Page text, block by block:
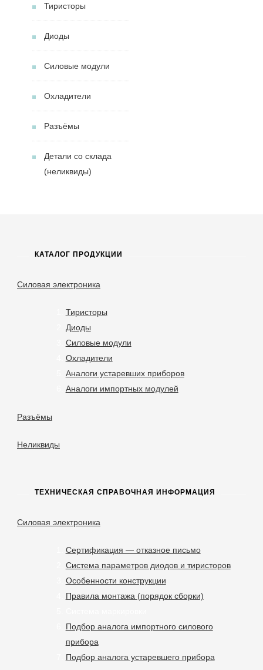
Тиристоры
Диоды
Силовые модули
Охладители
Разъёмы
Детали со склада
(неликвиды)
КАТАЛОГ ПРОДУКЦИИ
Силовая электроника
Тиристоры
Диоды
Силовые модули
Охладители
Аналоги устаревших приборов
Аналоги импортных модулей
Разъёмы
Неликвиды
ТЕХНИЧЕСКАЯ СПРАВОЧНАЯ ИНФОРМАЦИЯ
Силовая электроника
Сертификация — отказное письмо
Система параметров диодов и тиристоров
Особенности конструкции
Правила монтажа (порядок сборки)
Подбор аналога импортного силового
прибора
Подбор аналога устаревшего прибора